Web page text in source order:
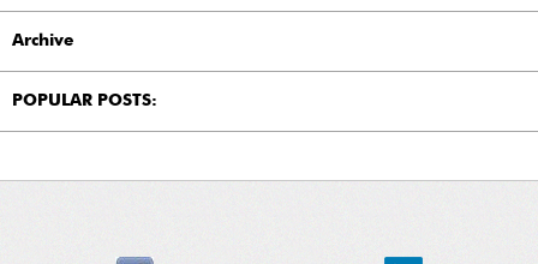
Archive
POPULAR POSTS: